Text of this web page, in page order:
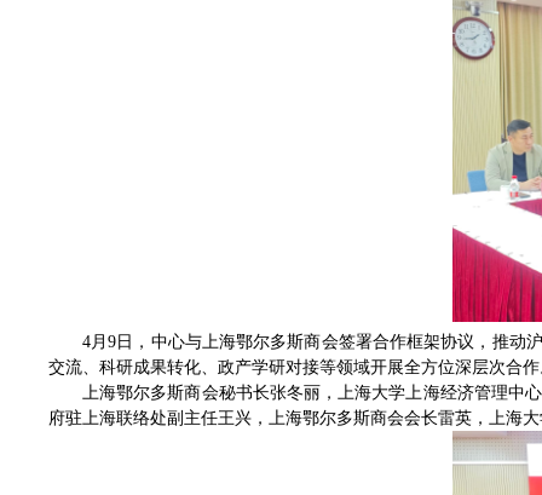
4月9日，中心与上海鄂尔多斯商会签署合作框架协议，推动
交流、科研成果转化、政产学研对接等领域开展全方位深层次合
上海鄂尔多斯商会秘书长张冬丽，上海大学上海经济管理中
府驻上海联络处副主任王兴，上海鄂尔多斯商会会长雷英，上海